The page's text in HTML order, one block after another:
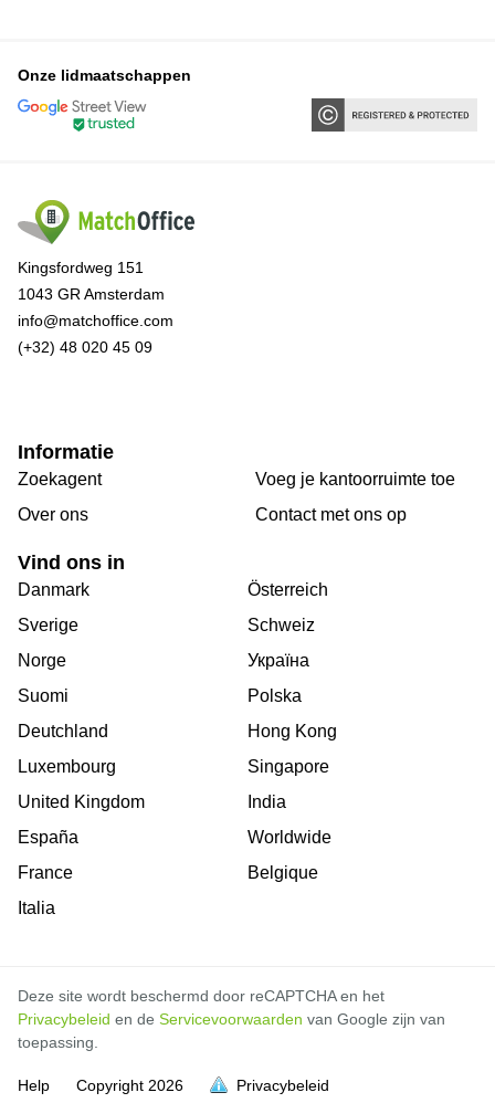
Onze lidmaatschappen
Kingsfordweg 151
1043 GR Amsterdam
info@matchoffice.com
(+32) 48 020 45 09
Informatie
Zoekagent
Over ons
Voeg je kantoorruimte toe
Сontact met ons op
Vind ons in
Danmark
Sverige
Norge
Suomi
Deutchland
Luxembourg
United Kingdom
España
France
Italia
Österreich
Schweiz
Україна
Polska
Hong Kong
Singapore
India
Worldwide
Belgique
Deze site wordt beschermd door reCAPTCHA en het
Privacybeleid en de Servicevoorwaarden van Google zijn van
toepassing.
Help Copyright 2026 Privacybeleid